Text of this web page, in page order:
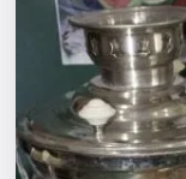
Города
Площадки
Артисты